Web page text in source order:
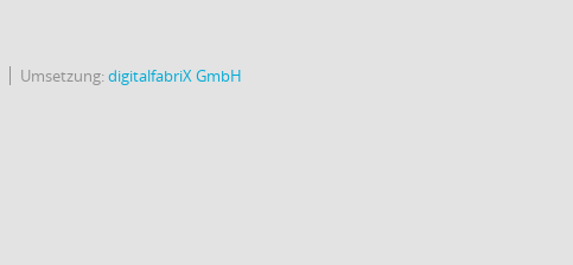
Umsetzung:digitalfabriX GmbH